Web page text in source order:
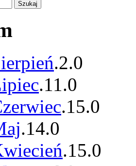
.2.0
.11.0
.15.0
.14.0
.15.0